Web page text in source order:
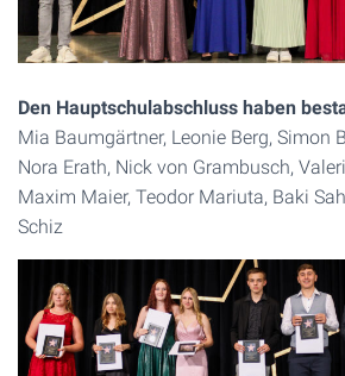
Den Hauptschulabschluss haben
Mia Baumgärtner, Leonie Berg, Simon
Nora Erath, Nick von Grambusch,
Maxim Maier, Teodor Mariuta, Baki
Schiz